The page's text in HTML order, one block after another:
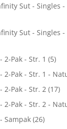
Sut - Singles
Sut - Singles
2-Pak - Str. 1 (5)
2-Pak - Str. 1 -
2-Pak - Str. 2 (17)
2-Pak - Str. 2 -
Sampak (26)